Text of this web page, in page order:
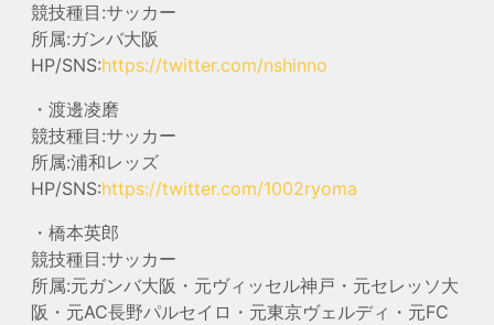
競技種目:サッカー
所属:ガンバ大阪
HP/SNS:https://twitter.com/nshinno
・渡邊凌磨
競技種目:サッカー
所属:浦和レッズ
HP/SNS:https://twitter.com/1002ryoma
・橋本英郎
競技種目:サッカー
所属:元ガンバ大阪・元ヴィッセル神戸・元セレッソ大
阪・元AC長野パルセイロ・元東京ヴェルディ・元FC